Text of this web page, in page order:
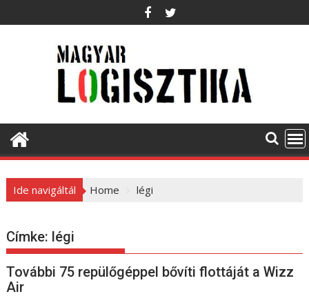
k
o
t
Ide navigáltál Home légi
Címke: légi
További 75 repülőgéppel bővíti flottáját a Wizz
Air